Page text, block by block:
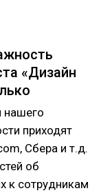
«Дизайн
нашего
приходят
Сбера и т.д.
об
к сотрудникам